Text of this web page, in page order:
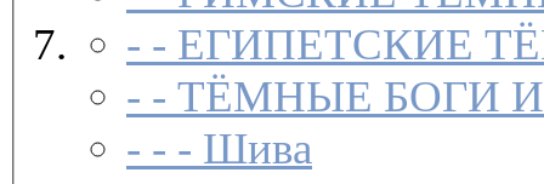
- - ЕГИПЕТСКИЕ
- - ТЁМНЫЕ БОГИ
- - - Шива